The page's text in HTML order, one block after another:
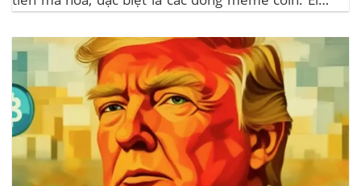
Government Efficiency) và chỉ trích dự luật “Big
Beautiful Bill” của Trump,...